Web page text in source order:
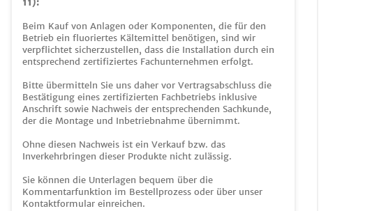
Beim Kauf von Anlagen oder Komponenten, die für den
Betrieb ein fluoriertes Kältemittel benötigen, sind wir
verpflichtet sicherzustellen, dass die Installation durch ein
entsprechend zertifiziertes Fachunternehmen erfolgt.
Bitte übermitteln Sie uns daher vor Vertragsabschluss die
Bestätigung eines zertifizierten Fachbetriebs inklusive
Anschrift sowie Nachweis der entsprechenden Sachkunde,
der die Montage und Inbetriebnahme übernimmt.
Ohne diesen Nachweis ist ein Verkauf bzw. das
Inverkehrbringen dieser Produkte nicht zulässig.
Sie können die Unterlagen bequem über die
Kommentarfunktion im Bestellprozess oder über unser
Kontaktformular einreichen.